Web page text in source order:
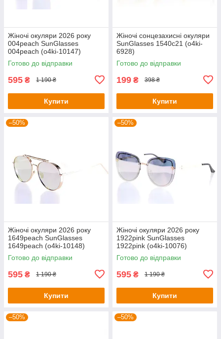
Жіночі окуляри 2026 року
004peach SunGlasses
004peach (o4ki-10147)
Готово до відправки
595 ₴ 1 190 ₴
Купити
Жіночі сонцезахисні окуляри
SunGlasses 1540c21 (o4ki-
6928)
Готово до відправки
199 ₴ 398 ₴
Купити
–50%
Жіночі окуляри 2026 року
1649peach SunGlasses
1649peach (o4ki-10148)
Готово до відправки
595 ₴ 1 190 ₴
Купити
–50%
Жіночі окуляри 2026 року
1922pink SunGlasses
1922pink (o4ki-10076)
Готово до відправки
595 ₴ 1 190 ₴
Купити
–50% –50%